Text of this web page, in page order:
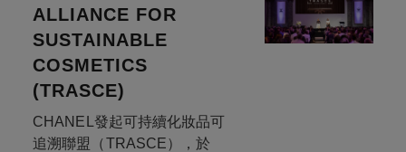
ALLIANCE FOR
SUSTAINABLE
COSMETICS
(TRASCE)
CHANEL發起可持續化妝品可
追溯聯盟（TRASCE），於